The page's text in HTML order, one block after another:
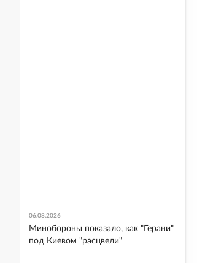
06.08.2026
Минобороны показало, как "Герани"
под Киевом "расцвели"